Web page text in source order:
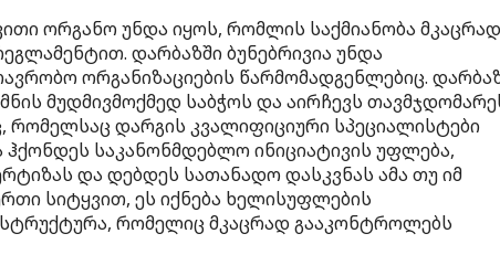
ორგანო უნდა იყოს, რომლის საქმიანობა მკაცრად
დარბაზში ბუნებრივია უნდა
ორგანიზაციების წარმომადგენლებიც.
მუდმივმოქმედ საბჭოს და აირჩევს
რომელსაც დარგის კვალიფიციური სპეციალისტები
საკანონმდებლო ინიციატივის უფლება,
და დებდეს სათანადო დასკვნას ამა თუ იმ
სიტყვით, ეს იქნება ხელისუფლების
რომელიც მკაცრად გააკონტროლებს